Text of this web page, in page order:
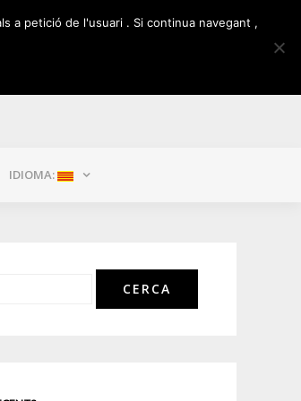
IDIOMA:
a petició de l'usuari . Si continua navegant ,